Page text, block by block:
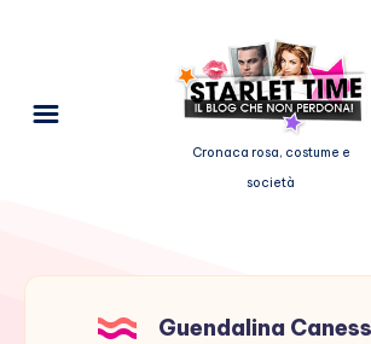
Cronaca rosa, costume e
società
Guendalina